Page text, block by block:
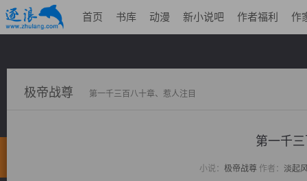
首页 书库 动漫 新小说吧 作者福利 作
极帝战尊 第一千三百八十章、惹人注目
第一千
小说： 极帝战尊作者： 淡起